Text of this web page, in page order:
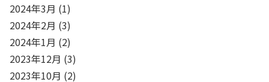
2024年3月 (1)
2024年2月 (3)
2024年1月 (2)
2023年12月 (3)
2023年10月 (2)